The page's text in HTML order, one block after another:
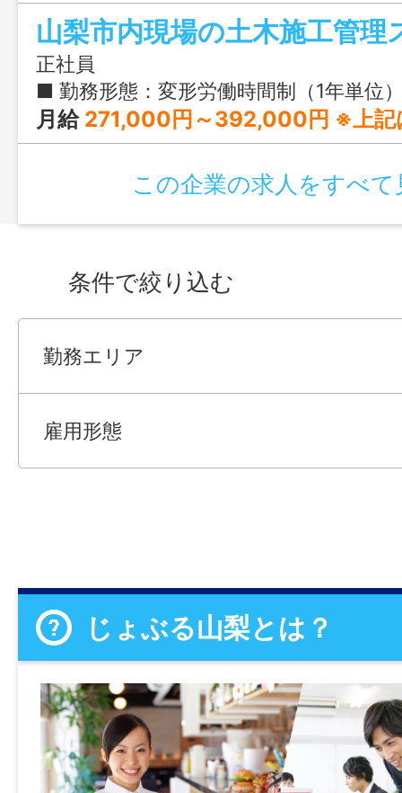
山梨市内現場の土木施工管理
正社員
■ 勤務形態：変形労働時間制（1年単位） ■ 就業時間：7:45〜17:00 ■ 実働時間：7
月給 271,000円～392,000円 ※上記は有資格者基本給（270,000円～390,000円）に通信手当（1,000円～2,000円）を含んだ金額です。 ※経験・能力・資格等を考慮の
この企業の求人をすべて
条件で絞り込む
勤務エリア
雇用形態
じょぶる山梨とは？